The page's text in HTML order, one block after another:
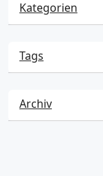
Kategorien
Tags
Archiv